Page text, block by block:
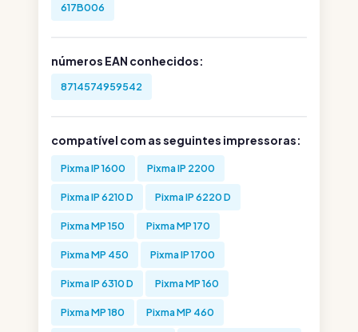
617B006
números EAN conhecidos:
8714574959542
compatível com as seguintes impressoras:
Pixma IP 1600 Pixma IP 2200
Pixma IP 6210 D Pixma IP 6220 D
Pixma MP 150 Pixma MP 170
Pixma MP 450 Pixma IP 1700
Pixma IP 6310 D Pixma MP 160
Pixma MP 180 Pixma MP 460